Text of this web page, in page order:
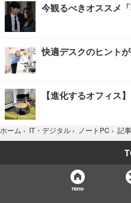
今観るべきオススメ「
快適デスクのヒント
【進化するオフィス】
ホーム › IT・デジタル › ノートPC › 記事
Home